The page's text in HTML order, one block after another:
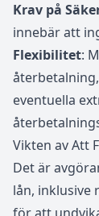
Krav på
innebär att
Flexibilitet:
eventuella
Vikten av Att
Det är
lån, inklusive